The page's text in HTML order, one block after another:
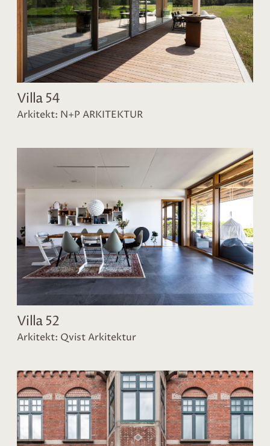
Villa 54
Arkitekt: N+P ARKITEKTUR
Villa 52
Arkitekt: Qvist Arkitektur